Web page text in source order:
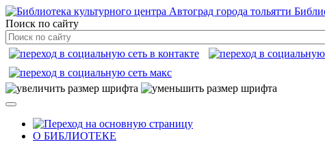
Поиск по сайту
О БИБЛИОТЕКЕ